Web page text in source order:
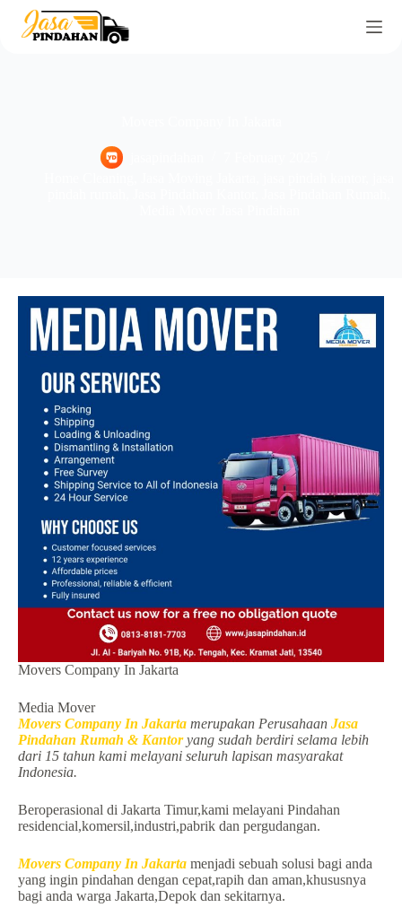
Movers Company In Jakarta
Media Mover
Movers Company In Jakarta merupakan Perusahaan Jasa
Pindahan Rumah & Kantor yang sudah berdiri selama lebih
dari 15 tahun kami melayani seluruh lapisan masyarakat
Indonesia.
Beroperasional di Jakarta Timur,kami melayani Pindahan
residencial,komersil,industri,pabrik dan pergudangan.
Movers Company In Jakarta menjadi sebuah solusi bagi anda
yang ingin pindahan dengan cepat,rapih dan aman,khususnya
bagi anda warga Jakarta,Depok dan sekitarnya.